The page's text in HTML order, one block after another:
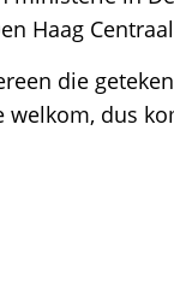
Haag
die
welkom, dus